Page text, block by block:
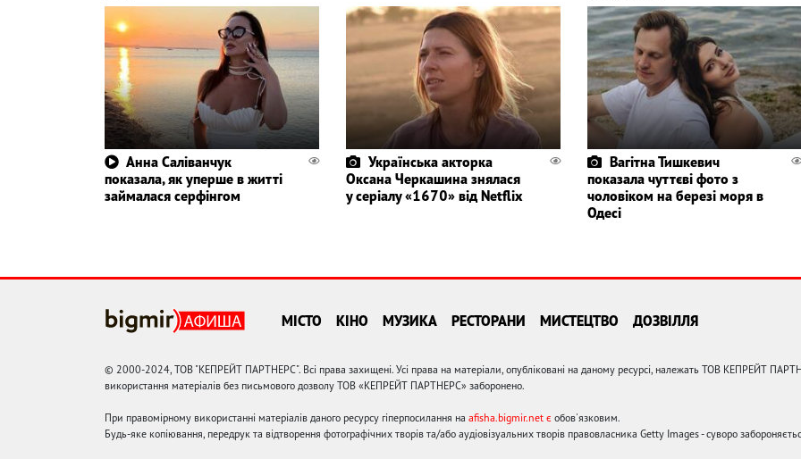
Анна Саліванчук
показала, як уперше в житті
займалася серфінгом
Українська акторка
Оксана Черкашина знялася
у серіалу «1670» від Netflix
Вагітна Тишкевич
показала чуттєві фото з
чоловіком на березі моря в
Одесі
МІСТО КІНО МУЗИКА РЕСТОРАНИ МИСТЕЦТВО ДОЗВІЛЛЯ
© 2000-2024, ТОВ "КЕПРЕЙТ ПАРТНЕРС". Всі права захищені. Усі права на матеріали, опубліковані на даному ресурсі, належать ТОВ КЕПРЕЙТ
використання матеріалів без письмового дозволу ТОВ «КЕПРЕЙТ ПАРТНЕРС» заборонено.
При правомірному використанні матеріалів даного ресурсу гіперпосилання на afisha.bigmir.net є обов'язковим.
Будь-яке копіювання, передрук та відтворення фотографічних творів та/або аудіовізуальних творів правовласника Getty Images - суворо